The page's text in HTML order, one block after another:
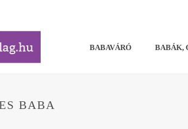
BABAVÁRÓ BABÁK,
BABA